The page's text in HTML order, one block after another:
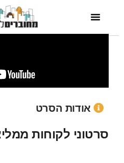
אודות הסרט
סרטוני לקוחות